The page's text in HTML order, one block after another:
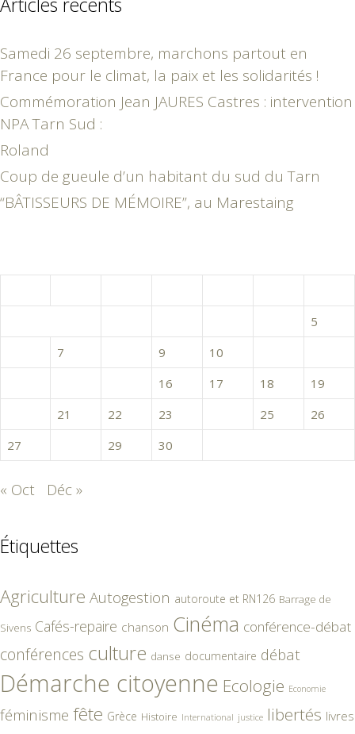
Samedi 26 septembre, marchons partout en
France pour le climat, la paix et les solidarités !
Commémoration Jean JAURES Castres : intervention
NPA Tarn Sud :
Roland
Coup de gueule d’un habitant du sud du Tarn
“BÂTISSEURS DE MÉMOIRE”, au Marestaing
5
7 9 10
16 17 18
19
21 22 23 25
26
27
29 30
« Oct Déc »
Étiquettes
Agriculture Autogestion autoroute et RN126 Barrage de
Sivens Cafés-repaire chanson Cinéma conférence-débat
conférences culture danse documentaire débat
Démarche citoyenne Ecologie Economie
féminisme fête Grèce Histoire International justice libertés livres